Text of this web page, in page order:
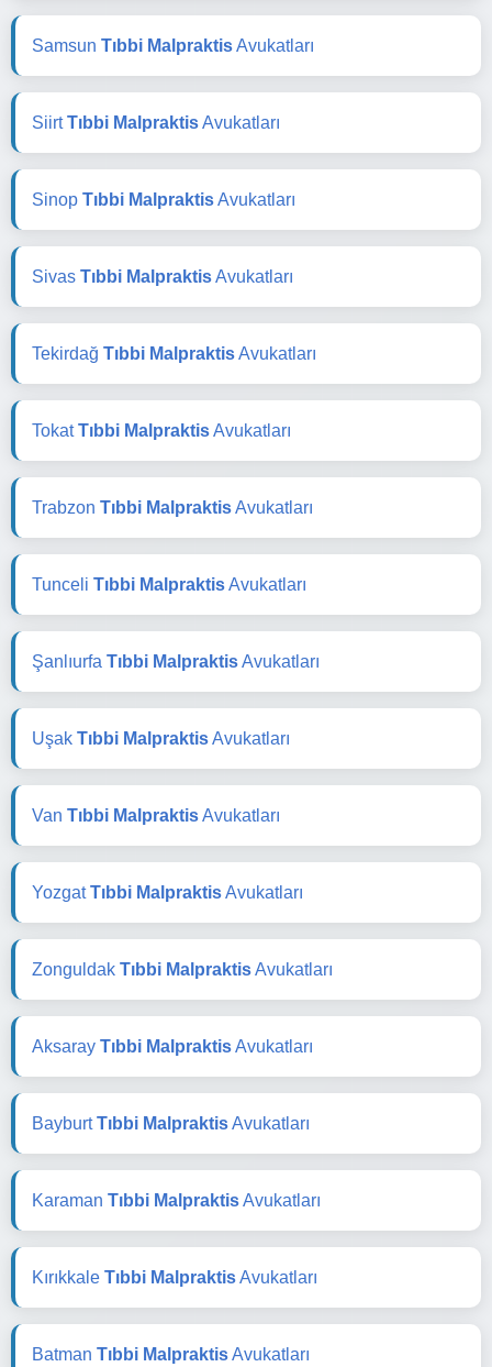
Samsun Tıbbi MalpraktisAvukatları
SiirtTıbbi MalpraktisAvukatları
Sinop Tıbbi MalpraktisAvukatları
Sivas Tıbbi MalpraktisAvukatları
Tekirdağ Tıbbi MalpraktisAvukatları
TokatTıbbi MalpraktisAvukatları
Trabzon Tıbbi MalpraktisAvukatları
Tunceli Tıbbi MalpraktisAvukatları
Şanlıurfa Tıbbi MalpraktisAvukatları
Uşak Tıbbi MalpraktisAvukatları
Van Tıbbi MalpraktisAvukatları
YozgatTıbbi MalpraktisAvukatları
Zonguldak Tıbbi MalpraktisAvukatları
Aksaray Tıbbi MalpraktisAvukatları
BayburtTıbbi MalpraktisAvukatları
Karaman Tıbbi MalpraktisAvukatları
Kırıkkale Tıbbi MalpraktisAvukatları
Batman Tıbbi MalpraktisAvukatları